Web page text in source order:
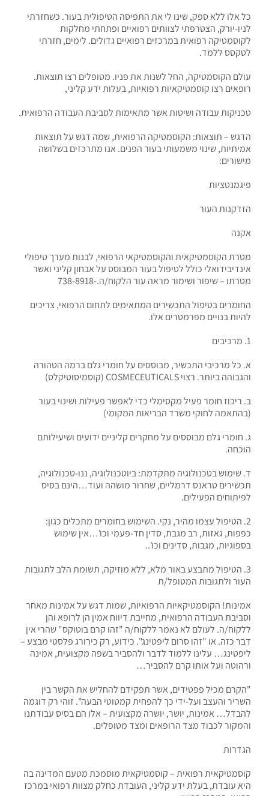
כל אלו ללא ספק, שינו לי את התפיסה הטיפולית בעור. כשחזרתי
לניו-יורק, הצטרפתי לצוותים רפואיים ופתחתי מחלקות
לקוסמטיקה רפואית במרכזים רפואיים גדולים. לימים, חזרתי
לטקסס ללמד.
עולם הקוסמטיקה, החל לשנות את פניו. מטופלים רצו תוצאות.
רופאים רצו קוסמטיקאיות רפואיות, בעלות ידע קליני,
טכניקות עבודה ושיטות אשר מתאימות לסביבת העבודה הרפואית.
הדגש – תוצאות: הקוסמטיקה הרפואית, שמה דגש על תוצאות
אמיתיות, שינוי משמעותי בעור הפנים. אנו מתרכזים בשלושה
מישורים:
פיגמנטציות
הזדקנות העור
אקנה
מטרת הקוסמטיקאית והקוסמטיקאי הרפואי, לבנות מערך טיפולי
אינדיבידואלי כולל לטיפול בעור המבוסס על אבחון קליני ואשר
מטרתו – שיפור ושימור מראה עור הלקוח/ה.-738-8918
החומרים בטיפול התכשירים המתאימים לתחום הרפואי, צריכים
להיות בנויים מפרמטרים אלו.
1. מרכיבים
א. כל מרכיבי התכשיר, מבוססים על חומרי גלם ברמה הטהורה
והגבוהה ביותר. רצוי COSMECEUTICALS (קוסמיסוטיקלס)
ב. ריכוז חומר פעיל מקסימלי כדי לאפשר פעילות ושינוי בעור
(בהתאמה לחוקי משרד הבריאות המקומי)
ג. חומרי גלם מבוססים על מחקרים קליניים ידועים ושיעילותם
הוכחה.
ד. שימוש בטכנולוגיה מתקדמת: ביוטכנולוגיה, ננו-טכנולוגיה,
תכשירים טראנס דרמליים, שחרור מושהה ועוד…הינם בסיס
לפיתוחים הפעילים.
2. הטיפול עצמו מהיר, נקי. השימוש בחומרים מתכלים כגון:
כפפות, גאזות, רב מגבת, סדין חד-פעמי וכו'…אין שימוש
בספוגיות, מגבות, סדינים וכו'..
3. הטיפול מתבצע באור מלא, ללא מוזיקה, תשומת הלב לתגובות
העור ולתגובות המטופל/ת
אמינות! הקוסמטיקאיות הרפואיות, שמות דגש על אמינות מאחר
וסביבת העבודה הרפואית, מחייבת דיווח אמין הן לרופא והן
ללקוח/ה. לעולם לא נאמר ללקוח/ה "זהו קרם בוטוקס" שהרי אין
דבר כזה. או "זהו סרום ליפטינג". כידוע, רק כירורג פלסטי מבצע –
ליפטינג… עלינו ללמוד לדבר ולהסביר בשפה מקצועית, אמינה
ורהוטה ועל אותו קרם להסביר…
"הקרם מכיל פפטידים, אשר תפקידם להחליש את הקשר בין
השריר והעצב ועל-ידי כך להפחית קמטוטי הבעה". זוהי רק דוגמה
להבדל… אמינות, יושר, יושרה מקצועית – אלו הם בסיס עבודתנו
והמקור לכבוד מצד הרופאים ומצד מטופלים.
הגדרות
קוסמטיקאית רפואית – קוסמטיקאית מוסמכת מטעם המדינה בה
היא עובדת, בעלת ידע קליני, העובדת כחלק מצוות רפואי במרכז